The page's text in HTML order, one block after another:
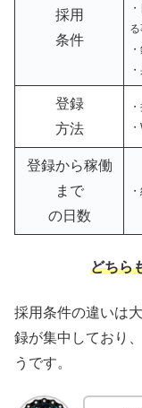
採用
条件
登録
方法
登録から稼働
まで
の日数
どちら
採用条件の違いは
録が集中しており
うです。